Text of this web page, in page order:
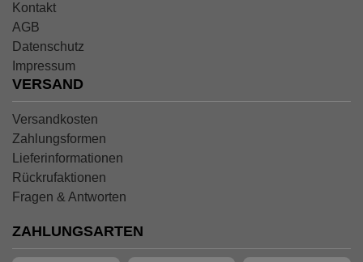
Kontakt
AGB
Datenschutz
Impressum
VERSAND
Versandkosten
Zahlungsformen
Lieferinformationen
Rückrufaktionen
Fragen & Antworten
ZAHLUNGSARTEN